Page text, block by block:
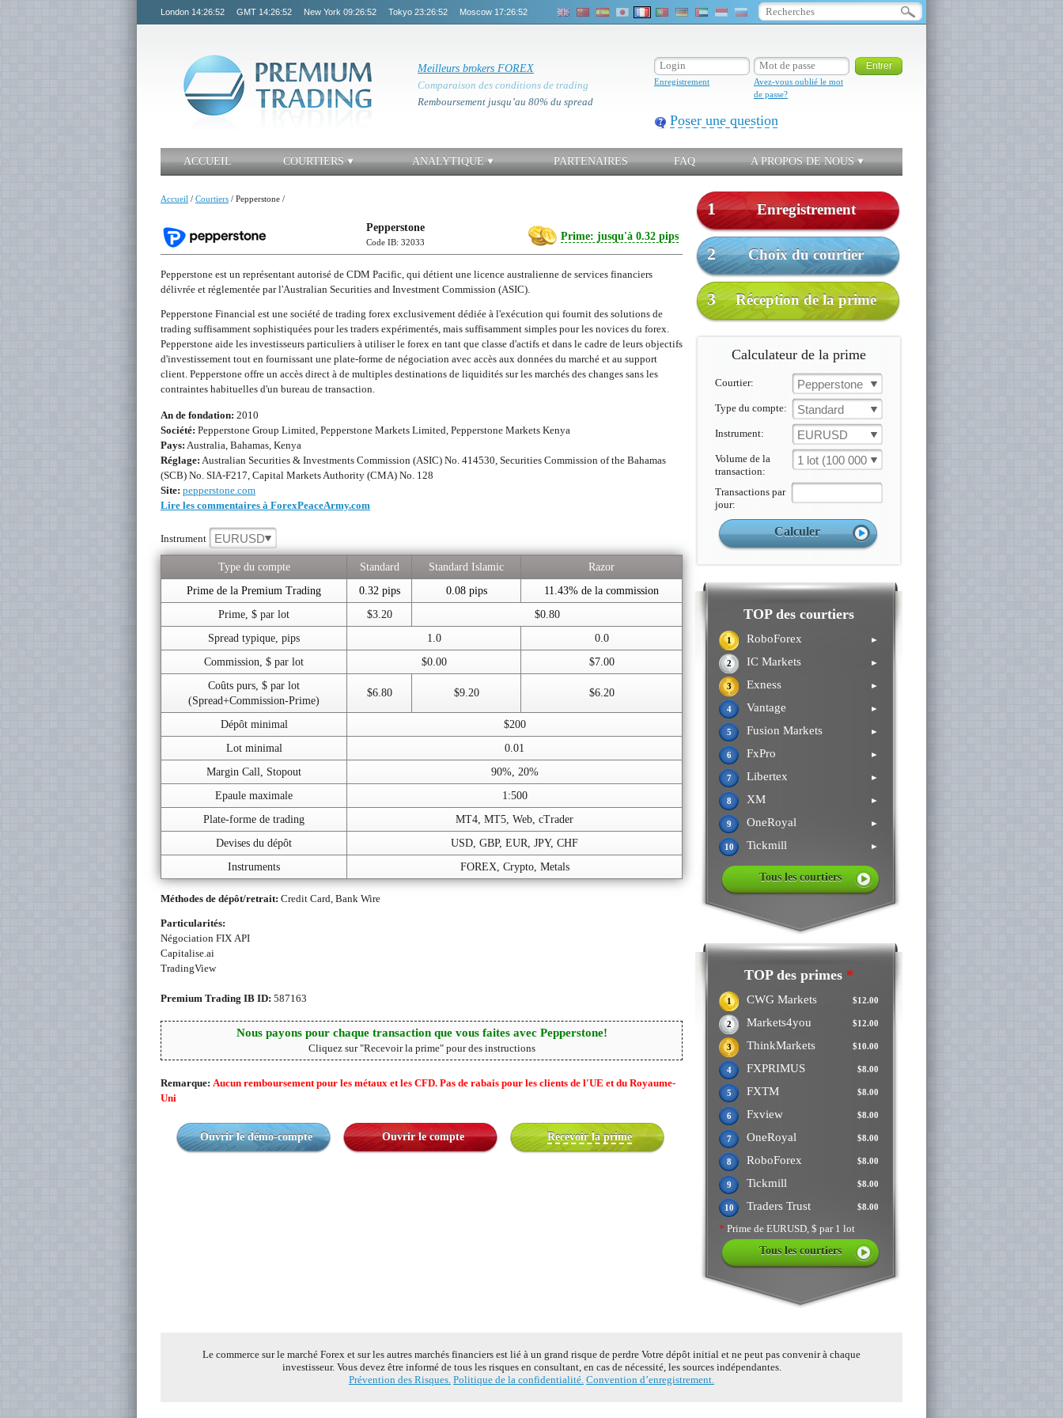
London 14:26:52 GMT 14:26:52 New York 09:26:52 Tokyo 23:26:52 Moscow 17:26:52
Meilleurs brokers FOREX
Comparaison des conditions de trading
Remboursement jusqu’au 80% du spread
Enregistrement
Avez-vous oublié le mot
de passe?
Poser une question
ACCUEIL COURTIERS ANALYTIQUE PARTENAIRES FAQ A PROPOS DE NOUS
1 Enregistrement
2 Choix du courtier
3 Réception de la prime
Calculateur de la prime
Courtier: Pepperstone
Type du compte: Standard
Instrument: EURUSD
Volume de la
transaction:
1 lot (100 000 un.)
Transactions par
jour:
TOP des courtiers
1 RoboForex ►
2 IC Markets ►
3 Exness ►
4 Vantage ►
5 Fusion Markets ►
6 FxPro ►
7 Libertex ►
8 XM ►
9 OneRoyal ►
10 Tickmill ►
Tous les courtiers
TOP des primes *
$12.00
1 CWG Markets
$12.00
2 Markets4you
$10.00
3 ThinkMarkets
$8.00
4 FXPRIMUS
$8.00
5 FXTM
$8.00
6 Fxview
$8.00
7 OneRoyal
$8.00
8 RoboForex
$8.00
9 Tickmill
$8.00
10 Traders Trust
* Prime de EURUSD, $ par 1 lot
Tous les courtiers
Accueil / Courtiers / Pepperstone /
Pepperstone
Code IB: 32033 Prime: jusqu'à 0.32 pips
Pepperstone est un représentant autorisé de CDM Pacific, qui détient une licence australienne de services financiers
délivrée et réglementée par l'Australian Securities and Investment Commission (ASIC).
Pepperstone Financial est une société de trading forex exclusivement dédiée à l'exécution qui fournit des solutions de
trading suffisamment sophistiquées pour les traders expérimentés, mais suffisamment simples pour les novices du forex.
Pepperstone aide les investisseurs particuliers à utiliser le forex en tant que classe d'actifs et dans le cadre de leurs objectifs
d'investissement tout en fournissant une plate-forme de négociation avec accès aux données du marché et au support
client. Pepperstone offre un accès direct à de multiples destinations de liquidités sur les marchés des changes sans les
contraintes habituelles d'un bureau de transaction.
An de fondation: 2010
Société: Pepperstone Group Limited, Pepperstone Markets Limited, Pepperstone Markets Kenya
Pays: Australia, Bahamas, Kenya
Réglage: Australian Securities & Investments Commission (ASIC) No. 414530, Securities Commission of the Bahamas
(SCB) No. SIA-F217, Capital Markets Authority (CMA) No. 128
Site: pepperstone.com
Lire les commentaires à ForexPeaceArmy.com
Instrument EURUSD
Type du compte Standard Standard Islamic
Razor
Prime de la Premium Trading
0.32 pips 0.08 pips
11.43% de la commission
Prime, $ par lot
$3.20
$0.80
Spread typique, pips
1.0
0.0
Commission, $ par lot
$0.00
$7.00
Coûts purs, $ par lot
(Spread+Commission-Prime)
$6.80 $9.20 $6.20
Dépôt minimal
$200
Lot minimal
0.01
Margin Call, Stopout
90%, 20%
Epaule maximale
1:500
Plate-forme de trading
MT4, MT5, Web, cTrader
Devises du dépôt
USD, GBP, EUR, JPY, CHF
Instruments
FOREX, Crypto, Metals
Méthodes de dépôt/retrait: Credit Card, Bank Wire
Particularités:
Négociation FIX API
Capitalise.ai
TradingView
Premium Trading IB ID: 587163
Nous payons pour chaque transaction que vous faites avec Pepperstone!
Cliquez sur "Recevoir la prime" pour des instructions
Remarque: Aucun remboursement pour les métaux et les CFD. Pas de rabais pour les clients de l'UE et du Royaume-
Uni
Ouvrir le démo-compte Ouvrir le compte Recevoir la prime
Le commerce sur le marché Forex et sur les autres marchés financiers est lié à un grand risque de perdre Votre dépôt initial et ne peut pas convenir à chaque
investisseur. Vous devez être informé de tous les risques en consultant, en cas de nécessité, les sources indépendantes.
Prévention des Risques. Politique de la confidentialité. Convention d’enregistrement.